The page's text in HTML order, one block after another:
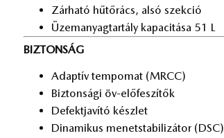
Zár­ha­tó hű­tő­rács, alsó szek­ció
Üzem­anyag­tar­tály ka­pa­ci­tá­sa 51 L
BIZTONSÁG
Adap­tív tem­po­mat (MRCC)
Biz­ton­sá­gi öv-elő­fe­szí­tők
De­fekt­ja­ví­tó kész­let
Di­na­mi­kus me­net­sta­bi­li­zá­tor (DSC)